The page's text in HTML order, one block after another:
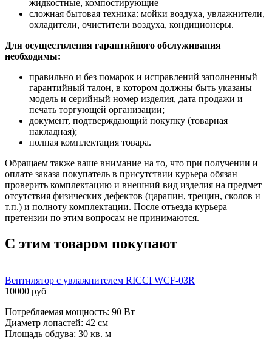
жидкостные, компостирующие
сложная бытовая техника: мойки воздуха, увлажнители,
охладители, очистители воздуха, кондиционеры.
Для осуществления гарантийного обслуживания
необходимы:
правильно и без помарок и исправлений заполненный
гарантийный талон, в котором должны быть указаны
модель и серийный номер изделия, дата продажи и
печать торгующей организации;
документ, подтверждающий покупку (товарная
накладная);
полная комплектация товара.
Обращаем также ваше внимание на то, что при получении и
оплате заказа покупатель в присутствии курьера обязан
проверить комплектацию и внешний вид изделия на предмет
отсутствия физических дефектов (царапин, трещин, сколов и
т.п.) и полноту комплектации. После отъезда курьера
претензии по этим вопросам не принимаются.
С этим товаром покупают
Вентилятор с увлажнителем RICCI WCF-03R
10000 руб
Потребляемая мощность: 90 Вт
Диаметр лопастей: 42 см
Площадь обдува: 30 кв. м